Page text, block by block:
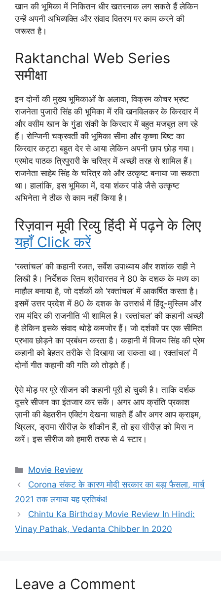
खान की भूमिका में निकितन धीर खतरनाक लग सकते हैं लेकिन
उन्हें अपनी अभिव्यक्ति और संवाद वितरण पर काम करने की
जरूरत है।
Raktanchal Web Series
समीक्षा
इन दोनों की मुख्य भूमिकाओं के अलावा, विक्रम कोचर भ्रष्ट
राजनेता पुजारी सिंह की भूमिका में रवि खनविलकर के किरदार में
और वसीम खान के गुंडा संकी के किरदार में बहुत मजबूत लग रहे
हैं। रोन्जिनी चक्रवर्ती की भूमिका सीमा और कृष्णा बिष्ट का
किरदार कट्टा बहुत देर से आया लेकिन अपनी छाप छोड़ गया।
प्रमोद पाठक त्रिपुरारी के चरित्र में अच्छी तरह से शामिल हैं।
राजनेता साहेब सिंह के चरित्र को और उत्कृष्ट बनाया जा सकता
था। हालांकि, इस भूमिका में, दया शंकर पांडे जैसे उत्कृष्ट
अभिनेता ने ठीक से काम नहीं किया है।
रिज़वान मूवी रिव्यु हिंदी में पढ़ने के लिए
यहाँ Click करें
‘रक्तांचल’ की कहानी रजत, सर्वेश उपाध्याय और शशांक राही ने
लिखी है। निर्देशक रितम श्रीवास्तव ने 80 के दशक के मध्य का
माहौल बनाया है, जो दर्शकों को ‘रक्तांचल’ में आकर्षित करता है।
इसमें उत्तर प्रदेश में 80 के दशक के उत्तरार्ध में हिंदू-मुस्लिम और
राम मंदिर की राजनीति भी शामिल है। रक्तांचल’ की कहानी अच्छी
है लेकिन इसके संवाद थोड़े कमजोर हैं। जो दर्शकों पर एक सीमित
प्रभाव छोड़ने का प्रबंधन करता है। कहानी में विजय सिंह की प्रेम
कहानी को बेहतर तरीके से दिखाया जा सकता था। रक्तांचल’ में
दोनों गीत कहानी की गति को तोड़ते हैं।
ऐसे मोड़ पर पूरे सीजन की कहानी पूरी हो चुकी है। ताकि दर्शक
दूसरे सीजन का इंतजार कर सकें। अगर आप क्रांति प्रकाश
ज़ानी की बेहतरीन एक्टिंग देखना चाहते हैं और अगर आप क्राइम,
थ्रिलर, ड्रामा सीरीज़ के शौकीन हैं, तो इस सीरीज़ को मिस न
करें। इस सीरीज को हमारी तरफ से 4 स्टार।
Categories
Movie Review
Corona संकट के कारण मोदी सरकार का बड़ा फैसला, मार्च
2021 तक लगाया यह प्रतिबंध!
Chintu Ka Birthday Movie Review In Hindi:
Vinay Pathak, Vedanta Chibber In 2020
Leave a Comment